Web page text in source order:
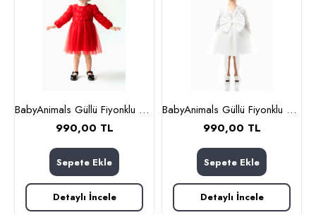
BabyAnimals Güllü Fiyonklu Tüllü Tütü Kız Çocuk Elbise Kırmızı
990,00 TL
Sepete Ekle
Detaylı İncele
BabyAnimals Güllü Fiyonklu Tüllü Tütü Kız Çocuk Elbise Beyaz
990,00 TL
Sepete Ekle
Detaylı İncele